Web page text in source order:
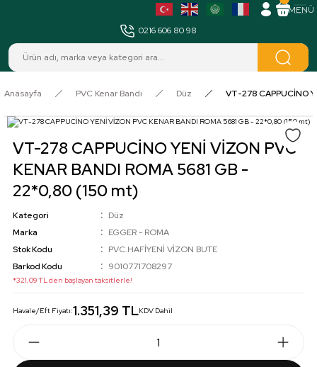
0216 606 80 98
Anasayfa PVC Kenar Bandı Düz VT-278 CAPPUCİNO
VT-278 CAPPUCİNO YENİ VİZON PVC
KENAR BANDI ROMA 5681 GB -
22*0,80 (150 mt)
Kategori
Düz
Marka
EGGER - ROMA
Stok Kodu
PVC.HAFİYENİ VİZON BUTE
Barkod Kodu
9010771708297
*321,09 TL den başlayan taksitlerle!
Havale/Eft Fiyatı:1.351,39 TLKDV Dahil